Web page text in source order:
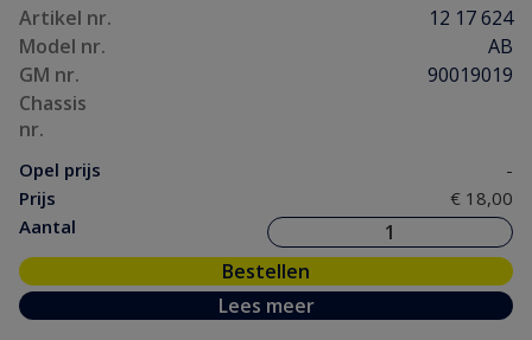
Artikel nr.
12 17 624
Model nr.
AB
GM nr.
90019019
Chassis
nr.
Opel prijs
-
Prijs
€ 18,00
Aantal
Bestellen
Lees meer